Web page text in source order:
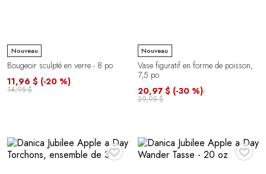
Nouveau
Bougeoir sculpté en verre - 8 po
11,96 $ (-20 %)
14,95 $
Nouveau
Vase figuratif en forme de poisson,
7,5 po
20,97 $ (-30 %)
29,95 $
♥ ♥